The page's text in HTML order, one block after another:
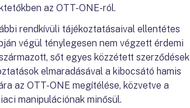
az OTT-ONE-ról.
rendkívüli tájékoztatásaival ellentétes
végül ténylegesen nem végzett érdemi
sőt egyes közzétett szerződések
elmaradásával a kibocsátó hamis
az OTT-ONE megítélése, közvetve a
manipulációnak minősül.